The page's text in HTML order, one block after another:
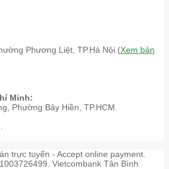
Phương Liệt, TP.Hà Nội.(Xem bản
Minh:
Phường Bảy Hiền, TP.HCM.
trực tuyến - Accept online payment.
Vietcombank Tân Bình